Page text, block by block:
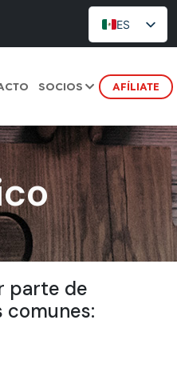
ES
SOCIOS AFÍLIATE
parte de
comunes: